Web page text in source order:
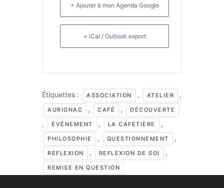
+ Ajouter à mon Agenda Google
+ iCal / Outlook export
Étiquettes : ASSOCIATION , ATELIER ,
AURIGNAC , CAFÉ , DÉCOUVERTE
, ÉVÉNEMENT , LA CAFETIÈRE ,
PHILOSOPHIE , QUESTIONNEMENT ,
REFLEXION , REFLEXION DE SOI ,
REMISE EN QUESTION